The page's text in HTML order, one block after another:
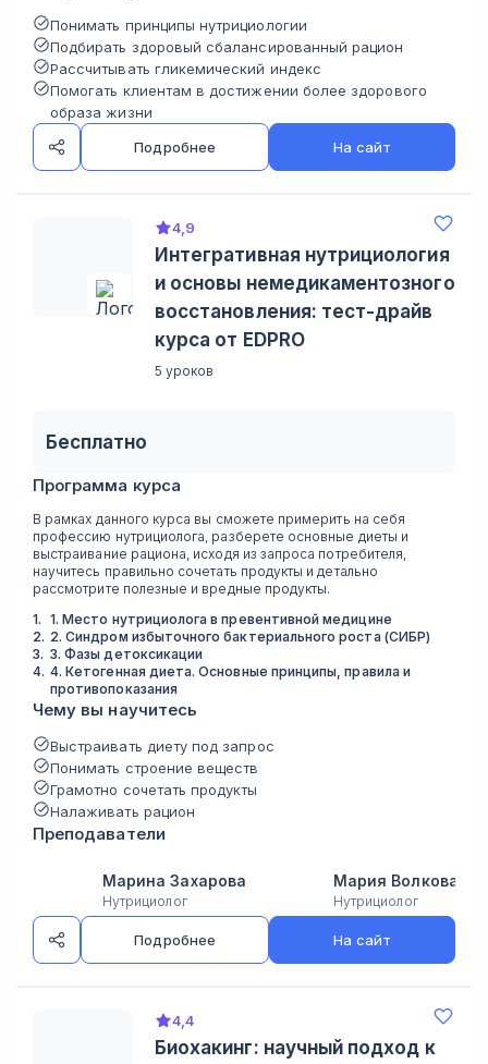
Понимать принципы нутрициологии
Подбирать здоровый сбалансированный рацион
Рассчитывать гликемический индекс
Помогать клиентам в достижении более здорового
образа жизни
Подробнее
На сайт
4,9
Интегративная нутрициология
и основы немедикаментозного
восстановления: тест-драйв
курса от EDPRO
5 уроков
Бесплатно
Программа курса
В рамках данного курса вы сможете примерить на себя
профессию нутрициолога, разберете основные диеты и
выстраивание рациона, исходя из запроса потребителя,
научитесь правильно сочетать продукты и детально
рассмотрите полезные и вредные продукты.
1. 1. Место нутрициолога в превентивной медицине
2. 2. Синдром избыточного бактериального роста (СИБР)
3. 3. Фазы детоксикации
4. 4. Кетогенная диета. Основные принципы, правила и
противопоказания
Чему вы научитесь
Выстраивать диету под запрос
Понимать строение веществ
Грамотно сочетать продукты
Налаживать рацион
Преподаватели
Марина Захарова
Нутрициолог
Мария Волкова
Нутрициолог
Подробнее На сайт
4,4
Биохакинг: научный подход к